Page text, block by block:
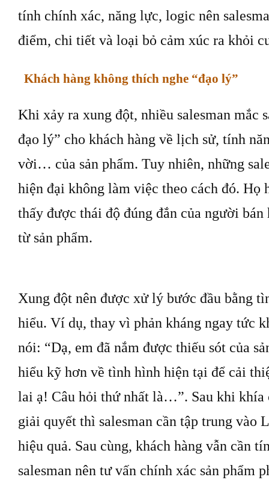
tính chính xác, năng lực, logic nên
điểm, chi tiết và loại bỏ cảm xúc ra khỏi
Khách hàng không thích nghe “đạo lý”
Khi xảy ra xung đột, nhiều salesman mắc
đạo lý” cho khách hàng về lịch sử, tính
vời… của sản phẩm. Tuy nhiên, những
hiện đại không làm việc theo cách đó. Họ
thấy được thái độ đúng đắn của người bán
từ sản phẩm.
Xung đột nên được xử lý bước đầu bằng
hiểu. Ví dụ, thay vì phản kháng ngay tức
nói: “Dạ, em đã nắm được thiếu sót của
hiểu kỹ hơn về tình hình hiện tại để cải
lai ạ! Câu hỏi thứ nhất là…”. Sau khi khía
giải quyết thì salesman cần tập trung vào
hiệu quả. Sau cùng, khách hàng vẫn cần
salesman nên tư vấn chính xác sản phẩm